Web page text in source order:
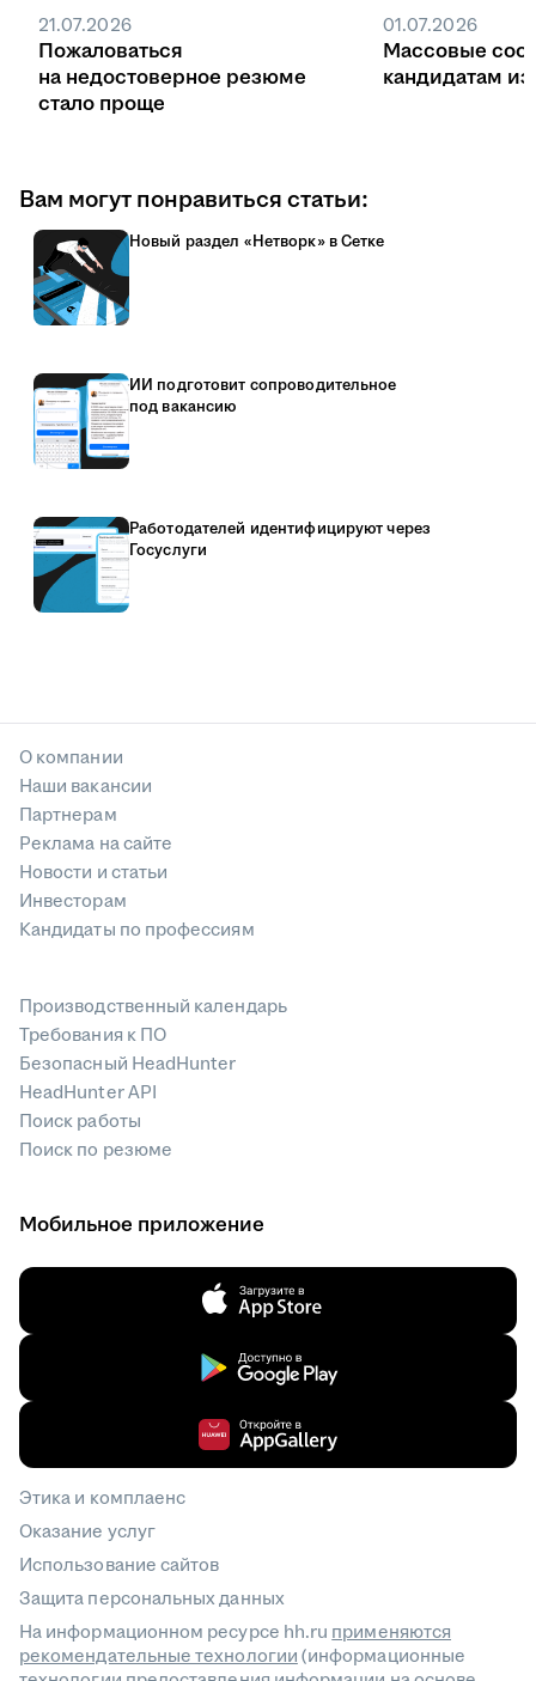
21.07.2026
Пожаловаться
на недостоверное резюме
стало проще
01.07.2026
Массовые
кандидатам
Вам могут понравиться статьи:
Новый раздел «Нетворк» в Сетке
ИИ подготовит сопроводительное
под вакансию
Работодателей идентифицируют через
Госуслуги
О компании
Наши вакансии
Партнерам
Реклама на сайте
Новости и статьи
Инвесторам
Кандидаты по профессиям
Производственный календарь
Требования к ПО
Безопасный HeadHunter
HeadHunter API
Поиск работы
Поиск по резюме
Мобильное приложение
Этика и комплаенс
Оказание услуг
Использование сайтов
Защита персональных данных
На информационном ресурсе hh.ru применяются
рекомендательные технологии(информационные